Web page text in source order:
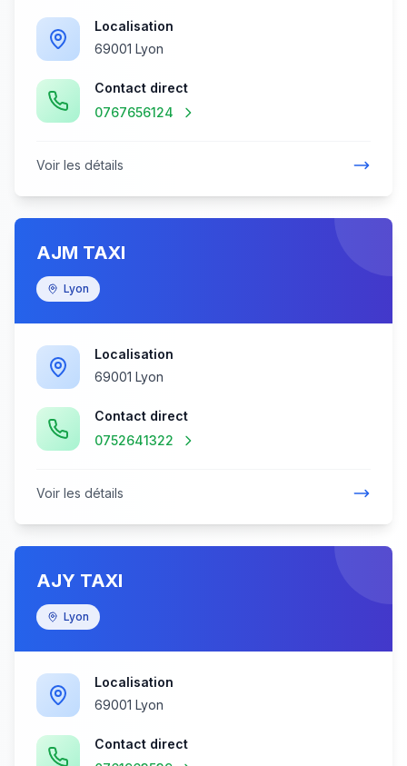
Localisation
69001 Lyon
Contact direct
0767656124
Voir les détails
AJM TAXI
Lyon
Localisation
69001 Lyon
Contact direct
0752641322
Voir les détails
AJY TAXI
Lyon
Localisation
69001 Lyon
Contact direct